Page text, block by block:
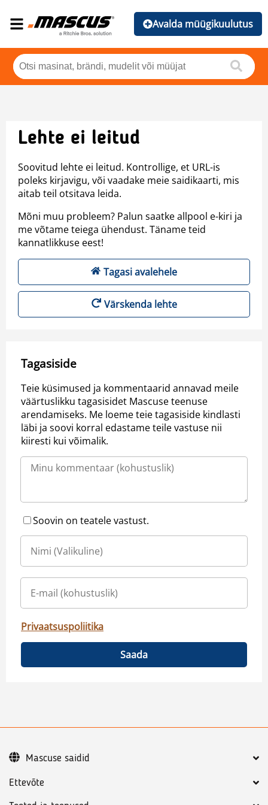
Avalda müügikuulutus
Lehte ei leitud
Soovitud lehte ei leitud. Kontrollige, et URL-is
poleks kirjavigu, või vaadake meie saidikaarti, mis
aitab teil otsitava leida.
Mõni muu probleem? Palun saatke allpool e-kiri ja
me võtame teiega ühendust. Täname teid
kannatlikkuse eest!
Tagasi avalehele
Värskenda lehte
Tagasiside
Teie küsimused ja kommentaarid annavad meile
väärtuslikku tagasisidet Mascuse teenuse
arendamiseks. Me loeme teie tagasiside kindlasti
läbi ja soovi korral edastame teile vastuse nii
kiiresti kui võimalik.
Soovin on teatele vastust.
Privaatsuspoliitika
Saada
Ettevõte
Mascuse saidid